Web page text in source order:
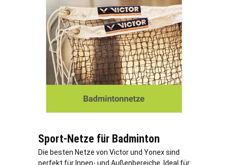
Sport-Netze für Badminton
Die besten Netze von Victor und Yonex sind
perfekt für Innen- und Außenbereiche. Ideal für